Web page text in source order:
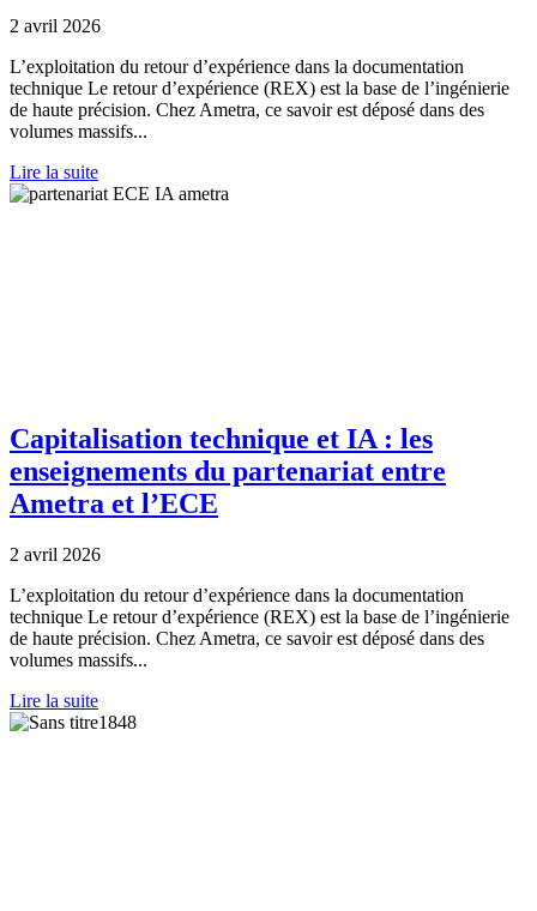
2 avril 2026
L’exploitation du retour d’expérience dans la documentation
technique Le retour d’expérience (REX) est la base de l’ingénierie
de haute précision. Chez Ametra, ce savoir est déposé dans des
volumes massifs...
Lire la suite
Capitalisation technique et IA : les
enseignements du partenariat entre
Ametra et l’ECE
2 avril 2026
L’exploitation du retour d’expérience dans la documentation
technique Le retour d’expérience (REX) est la base de l’ingénierie
de haute précision. Chez Ametra, ce savoir est déposé dans des
volumes massifs...
Lire la suite